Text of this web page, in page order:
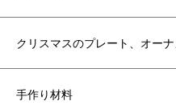
クリスマスのプレート、オー
手作り材料